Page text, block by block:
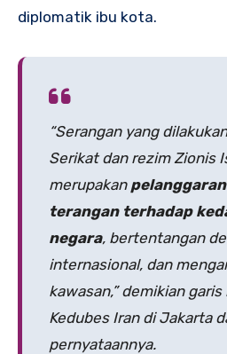
diplomatik ibu kota.
“Serangan yang
Serikat dan rezim Zionis
merupakan
terangan terhadap
negara, bertentangan
internasional, dan
kawasan,” demikian
Kedubes Iran di Jakarta
pernyataannya.